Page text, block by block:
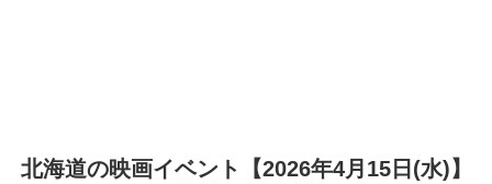
北海道の映画イベント【2026年4月15日(水)】